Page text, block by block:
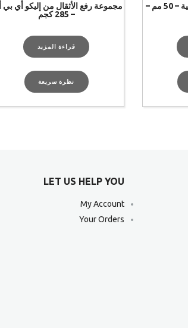
حلقات تثبيت اليكو الزنبركية – 50 مم –
مجموعة رفع الأثقال من إليكو أي
– 285 كجم
قراءة المزيد
نظرة سريعة
LET US HELP YOU
My Account
Your Orders